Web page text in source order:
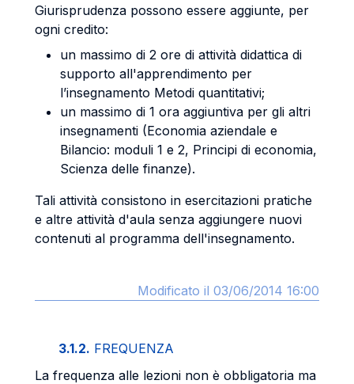
Giurisprudenza possono essere aggiunte, per
ogni credito:
un massimo di 2 ore di attività didattica di
supporto all'apprendimento per
l’insegnamento Metodi quantitativi;
un massimo di 1 ora aggiuntiva per gli altri
insegnamenti (Economia aziendale e
Bilancio: moduli 1 e 2, Principi di economia,
Scienza delle finanze).
Tali attività consistono in esercitazioni pratiche
e altre attività d'aula senza aggiungere nuovi
contenuti al programma dell'insegnamento.
Modificato il 03/06/2014 16:00
3.1.2. FREQUENZA
La frequenza alle lezioni non è obbligatoria ma